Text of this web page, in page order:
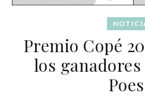
Premio Copé
los